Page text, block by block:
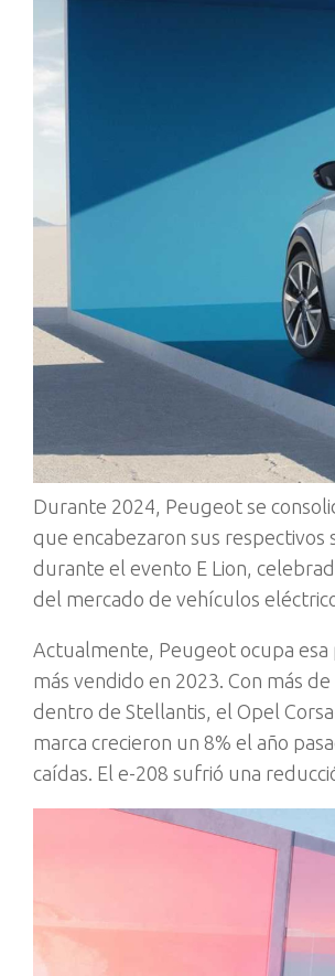
Durante 2024, Peugeot se
que encabezaron sus respectivos
durante el evento E Lion,
del mercado de vehículos
Actualmente, Peugeot ocupa esa
más vendido en 2023. Con más
dentro de Stellantis, el Opel
marca crecieron un 8% el año
caídas. El e-208 sufrió una